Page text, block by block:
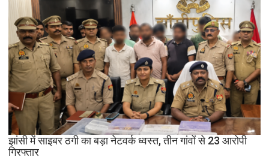
देने
के
आरोप
में
मौलाना
साजिद
रशीदी
के
खिलाफ
FIR,
देवबंदी
झांसी में साइबर ठगी का बड़ा नेटवर्क ध्वस्त, तीन गांवों से 23 आरोपी
गिरफ्तार